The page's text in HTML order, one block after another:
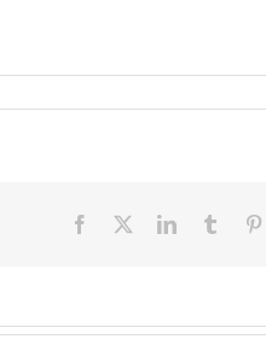
Facebook LinkedInTumblr